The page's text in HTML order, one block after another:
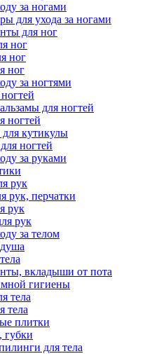
за ногами
для ухода за ногами
для ног
ног
ног
ног
за ногтями
для ногтей
ногтей
для кутикулы
ногтей
за руками
рук
рук, перчатки
рук
рук
за телом
вкладыши от пота
гигиены
тела
тела
плитки
губки
для тела